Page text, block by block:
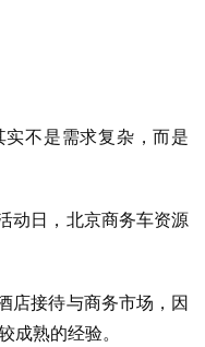
不是需求复杂，而是
动日，北京商务车资源
店接待与商务市场，因
成熟的经验。